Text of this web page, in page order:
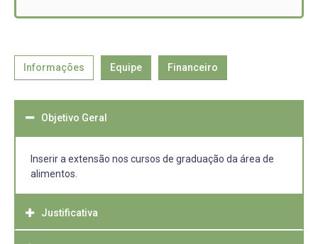
Informações Equipe Financeiro
Objetivo Geral
Inserir a extensão nos cursos de graduação da área de
alimentos.
Justificativa